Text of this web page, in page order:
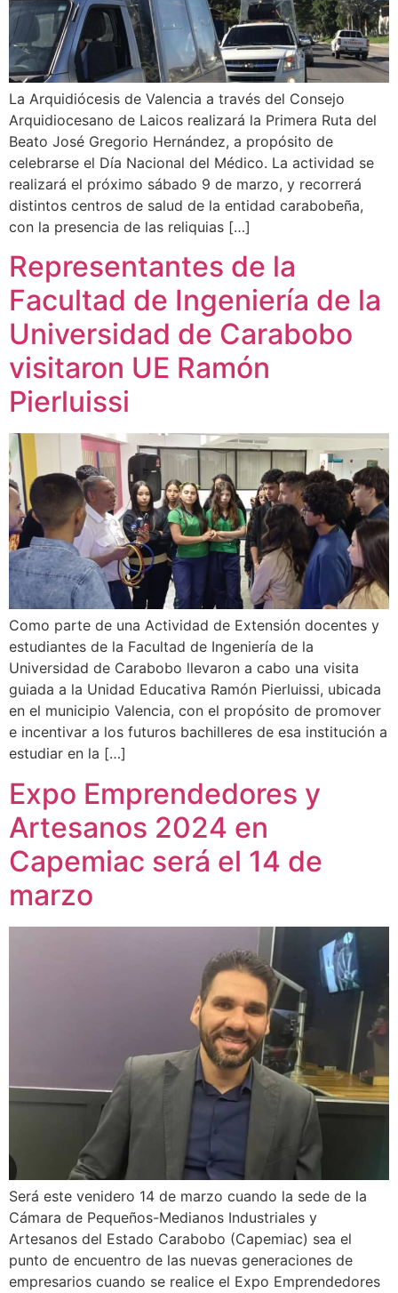
La Arquidiócesis de Valencia a través del Consejo
Arquidiocesano de Laicos realizará la Primera Ruta del
Beato José Gregorio Hernández, a propósito de
celebrarse el Día Nacional del Médico. La actividad se
realizará el próximo sábado 9 de marzo, y recorrerá
distintos centros de salud de la entidad carabobeña,
con la presencia de las reliquias […]
Representantes de la
Facultad de Ingeniería de la
Universidad de Carabobo
visitaron UE Ramón
Pierluissi
Como parte de una Actividad de Extensión docentes y
estudiantes de la Facultad de Ingeniería de la
Universidad de Carabobo llevaron a cabo una visita
guiada a la Unidad Educativa Ramón Pierluissi, ubicada
en el municipio Valencia, con el propósito de promover
e incentivar a los futuros bachilleres de esa institución a
estudiar en la […]
Expo Emprendedores y
Artesanos 2024 en
Capemiac será el 14 de
marzo
Será este venidero 14 de marzo cuando la sede de la
Cámara de Pequeños-Medianos Industriales y
Artesanos del Estado Carabobo (Capemiac) sea el
punto de encuentro de las nuevas generaciones de
empresarios cuando se realice el Expo Emprendedores